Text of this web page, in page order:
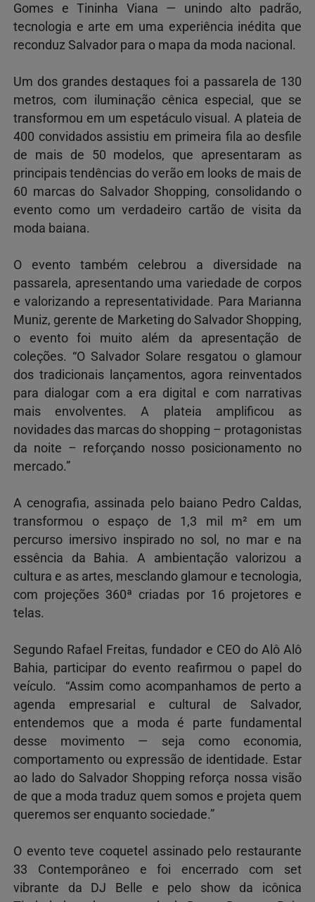
Gomes e Tininha Viana — unindo alto padrão,
tecnologia e arte em uma experiência inédita que
reconduz Salvador para o mapa da moda nacional.
Um dos grandes destaques foi a passarela de 130
metros, com iluminação cênica especial, que se
transformou em um espetáculo visual. A plateia de
400 convidados assistiu em primeira fila ao desfile
de mais de 50 modelos, que apresentaram as
principais tendências do verão em looks de mais de
60 marcas do Salvador Shopping, consolidando o
evento como um verdadeiro cartão de visita da
moda baiana.
O evento também celebrou a diversidade na
passarela, apresentando uma variedade de corpos
e valorizando a representatividade. Para Marianna
Muniz, gerente de Marketing do Salvador Shopping,
o evento foi muito além da apresentação de
coleções. “O Salvador Solare resgatou o glamour
dos tradicionais lançamentos, agora reinventados
para dialogar com a era digital e com narrativas
mais envolventes. A plateia amplificou as
novidades das marcas do shopping – protagonistas
da noite – reforçando nosso posicionamento no
mercado.”
A cenografia, assinada pelo baiano Pedro Caldas,
transformou o espaço de 1,3 mil m² em um
percurso imersivo inspirado no sol, no mar e na
essência da Bahia. A ambientação valorizou a
cultura e as artes, mesclando glamour e tecnologia,
com projeções 360ª criadas por 16 projetores e
telas.
Segundo Rafael Freitas, fundador e CEO do Alô Alô
Bahia, participar do evento reafirmou o papel do
veículo. “Assim como acompanhamos de perto a
agenda empresarial e cultural de Salvador,
entendemos que a moda é parte fundamental
desse movimento — seja como economia,
comportamento ou expressão de identidade. Estar
ao lado do Salvador Shopping reforça nossa visão
de que a moda traduz quem somos e projeta quem
queremos ser enquanto sociedade.”
O evento teve coquetel assinado pelo restaurante
33 Contemporâneo e foi encerrado com set
vibrante da DJ Belle e pelo show da icônica